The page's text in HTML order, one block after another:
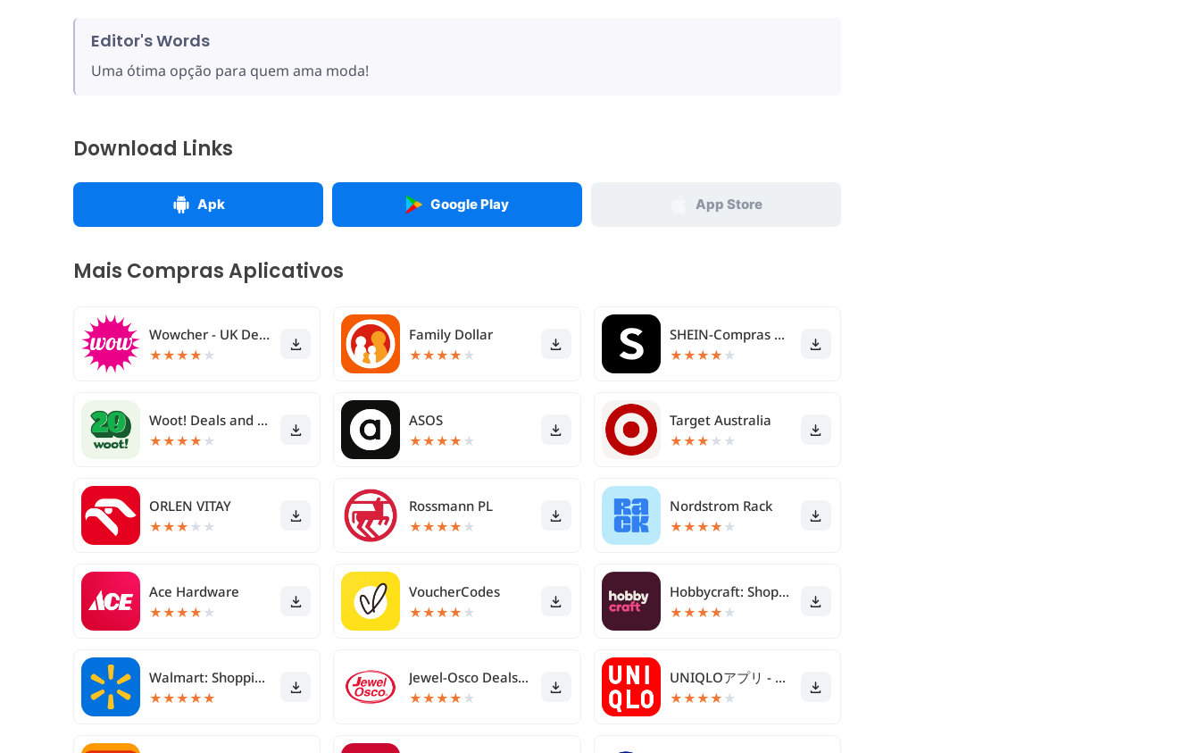
Editor's Words
Uma ótima opção para quem ama moda!
Download Links
Apk Google Play App Store
Mais Compras Aplicativos
Wowcher - UK Deals & eVouchers
★★★★ ★
Family Dollar
★★★★ ★
SHEIN-Compras Online
★★★★ ★
Woot! Deals and Shenanigans
★★★★ ★
ASOS
★★★★ ★
Target Australia
★★★ ★ ★
ORLEN VITAY
★★★ ★ ★
Rossmann PL
★★★★ ★
Nordstrom Rack
★★★★ ★
Ace Hardware
★★★★ ★
VoucherCodes
★★★★ ★
Hobbycraft: Shop Arts & Crafts
★★★★ ★
Walmart: Shopping & Savings
★★★★★
Jewel-Osco Deals & Delivery
★★★★ ★
UNIQLOアプリ - ユニクロアプリ
★★★★ ★